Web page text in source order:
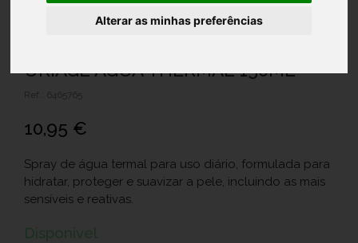
Alterar as minhas preferências
URIAGE AGUA THERMAL 150ML
Ref.: 6465765
10,95 €
Spray de água termal para uso diário, formulada para
hidratar, proteger e suavizar a pele, incluindo as mais
sensíveis e reativas.
Disponivel